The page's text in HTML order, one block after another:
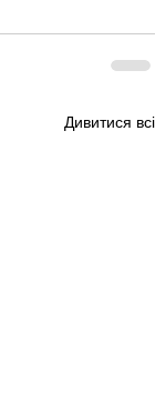
Дивитися всі